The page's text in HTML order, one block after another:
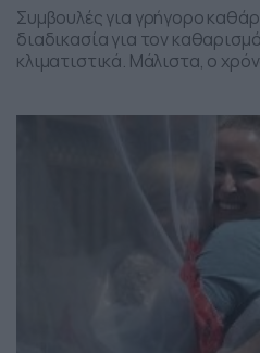
Συμβουλές για γρήγορο
διαδικασία για τον
κλιματιστικά. Μάλιστα, ο
θέλετε να κάνετε. Όπως
βίντεο, αυτά που θα